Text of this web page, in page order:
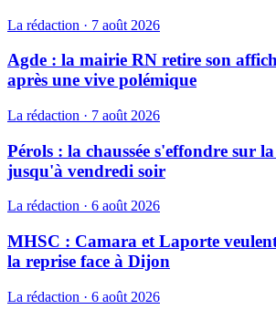
La rédaction · 7 août 2026
Agde : la mairie RN retire son
après une vive polémique
La rédaction · 7 août 2026
Pérols : la chaussée s'effondre sur
jusqu'à vendredi soir
La rédaction · 6 août 2026
MHSC : Camara et Laporte
la reprise face à Dijon
La rédaction · 6 août 2026